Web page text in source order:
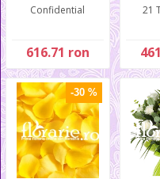
Confidential
616.71 ron
21
-30 %